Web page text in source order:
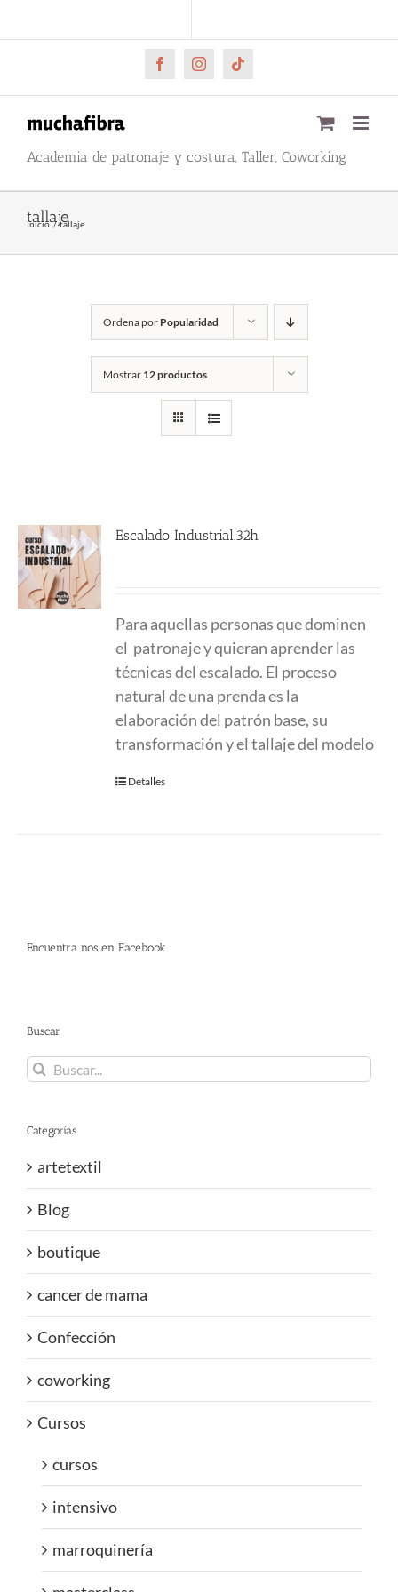
al
FacebookInstagramTiktok
Academia de patronaje y costura, Taller, Coworking
tallaje
Inicio tallaje
Ordena por Popularidad
Mostrar 12 productos
Escalado Industrial.32h
Para aquellas personas que dominen
el patronaje y quieran aprender las
técnicas del escalado. El proceso
natural de una prenda es la
elaboración del patrón base, su
transformación y el tallaje del modelo
Detalles
Encuentra nos en Facebook
Buscar
Buscar:
Categorías
artetextil
Blog
boutique
cancer de mama
Confección
coworking
Cursos
cursos
intensivo
marroquinería